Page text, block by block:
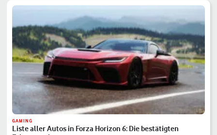
GAMING
Liste aller Autos in Forza Horizon 6: Die bestätigten